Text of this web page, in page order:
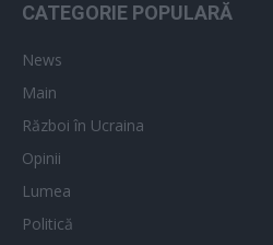
CATEGORIE POPULARĂ
News
Main
Război în Ucraina
Opinii
Lumea
Politică